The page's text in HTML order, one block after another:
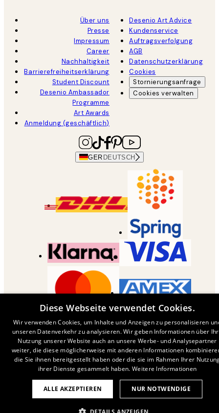
Über uns
Presse
Impressum
Career
Nachhaltigkeit
Barrierefreiheitserklärung
Student Discount
Desenio Ambassador
Programme
Art Awards
Anmeldung (geschäftlich)
Desenio Art Advice
Kundenservice
Auftragsverfolgung
AGB
Datenschutzerklärung
Cookies
Stornierungsanfrage
Cookies verwalten
GER DEUTSCH
Diese Webseite verwendet Cookies.
Wir verwenden Cookies, um Inhalte und Anzeigen zu personalisieren
unseren Datenverkehr zu analysieren. Wir geben Informationen über
Nutzung unserer Website auch an unsere Werbe- und Analysepartner
weiter, die diese möglicherweise mit anderen Informationen
die Sie ihnen bereitgestellt haben oder die sie im Rahmen Ihrer
ihrer Dienste gesammelt haben. Weitere Informationen
ALLE AKZEPTIEREN NUR NOTWENDIGE